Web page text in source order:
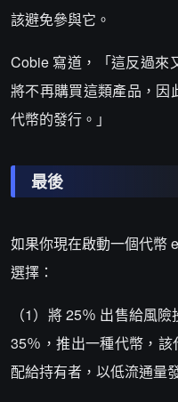
該避免參與它。
Cobie 寫道，「這反過來
將不再購買這類產品，因
代幣的發行。」
最後
如果你現在啟動一個代幣
選擇：
（1）將 25％ 出售給風
35％，推出一種代幣，
配給持有者，以低流通量